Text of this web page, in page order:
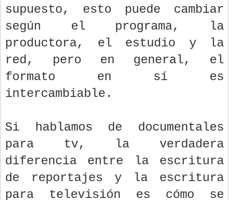
supuesto, esto puede cambiar
según el programa, la
productora, el estudio y la
red, pero en general, el
formato en sí es
intercambiable.
Si hablamos de documentales
para tv, la verdadera
diferencia entre la escritura
de reportajes y la escritura
para televisión es cómo se